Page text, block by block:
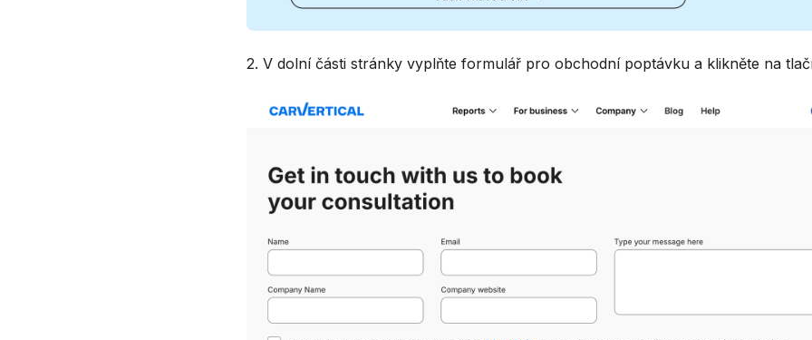
2. V dolní části stránky vyplňte formulář pro obchodní poptávku a klikněte na